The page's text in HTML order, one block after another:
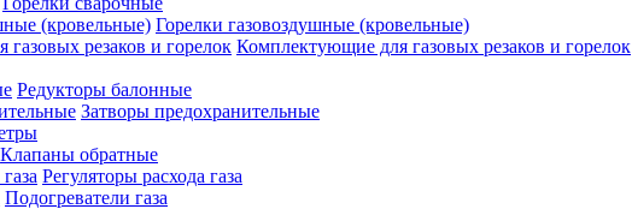
Горелки газовоздушные (кровельные)
Комплектующие для газовых резаков и горелок
Редукторы балонные
Затворы предохранительные
Клапаны обратные
Регуляторы расхода газа
Подогреватели газа